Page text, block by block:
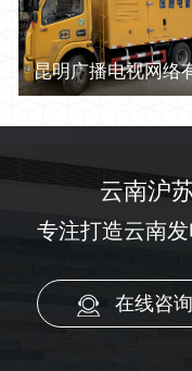
昆明广播电视网络
云南沪
专注打造云南
在线咨询